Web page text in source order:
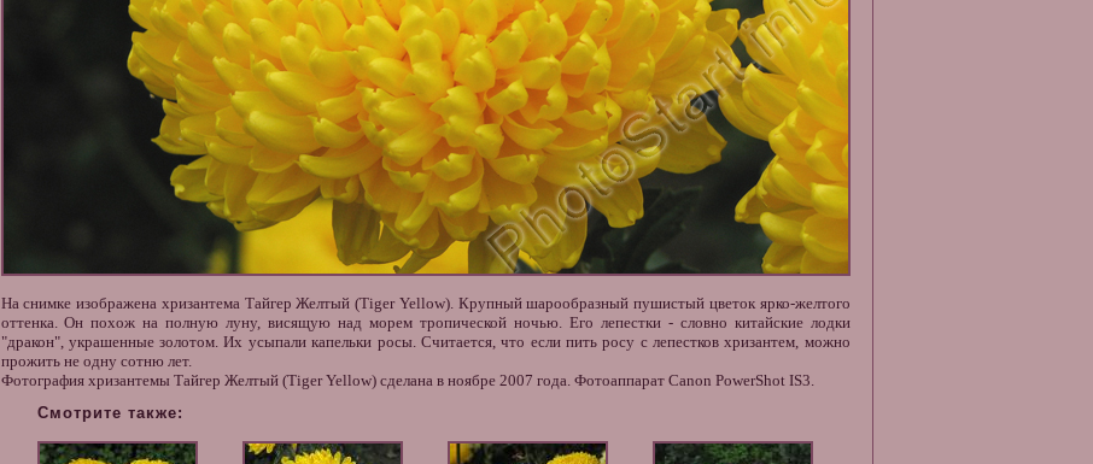
На снимке изображена хризантемаТайгер Желтый (Tiger Yellow). Крупный шарообразный пушистый цветокярко-желтого
оттенка. Он похож на полную луну, висящую над морем тропической ночью. Его лепестки - словно китайские лодки
"дракон", украшенные золотом. Их усыпали капельки росы. Считается, что если пить росу с лепестков хризантем, можно
прожить не одну сотню лет.
Фотографияхризантемы Тайгер Желтый (Tiger Yellow) сделана в ноябре 2007 года. Фотоаппарат Canon PowerShot IS3.
Смотрите также: